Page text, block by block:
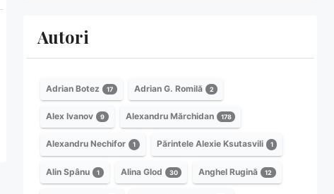
Autori
Adrian Botez 17 Adrian G. Romilă 2
Alex Ivanov 9 Alexandru Mărchidan 178
Alexandru Nechifor 1 Părintele Alexie Ksutasvili 1
Alin Spânu 1 Alina Glod 30 Anghel Rugină 12